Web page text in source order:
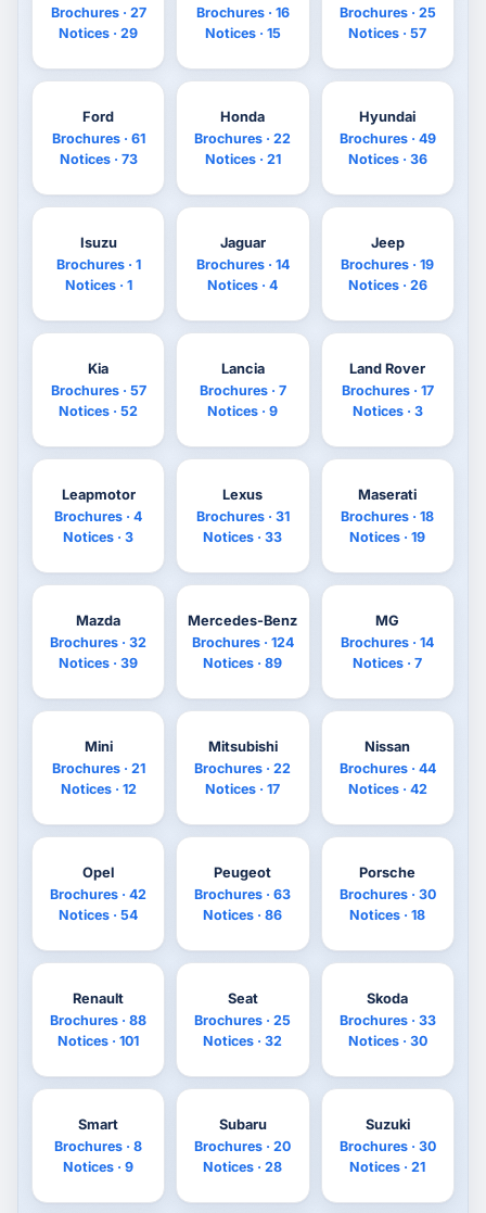
Brochures · 27
Notices · 29
Brochures · 16
Notices · 15
Brochures · 25
Notices · 57
Ford
Brochures · 61
Notices · 73
Honda
Brochures · 22
Notices · 21
Hyundai
Brochures · 49
Notices · 36
Isuzu
Brochures · 1
Notices · 1
Jaguar
Brochures · 14
Notices · 4
Jeep
Brochures · 19
Notices · 26
Kia
Brochures · 57
Notices · 52
Lancia
Brochures · 7
Notices · 9
Land Rover
Brochures · 17
Notices · 3
Leapmotor
Brochures · 4
Notices · 3
Lexus
Brochures · 31
Notices · 33
Maserati
Brochures · 18
Notices · 19
Mazda
Brochures · 32
Notices · 39
Mercedes-Benz
Brochures · 124
Notices · 89
MG
Brochures · 14
Notices · 7
Mini
Brochures · 21
Notices · 12
Mitsubishi
Brochures · 22
Notices · 17
Nissan
Brochures · 44
Notices · 42
Opel
Brochures · 42
Notices · 54
Peugeot
Brochures · 63
Notices · 86
Porsche
Brochures · 30
Notices · 18
Renault
Brochures · 88
Notices · 101
Seat
Brochures · 25
Notices · 32
Skoda
Brochures · 33
Notices · 30
Smart
Brochures · 8
Notices · 9
Subaru
Brochures · 20
Notices · 28
Suzuki
Brochures · 30
Notices · 21